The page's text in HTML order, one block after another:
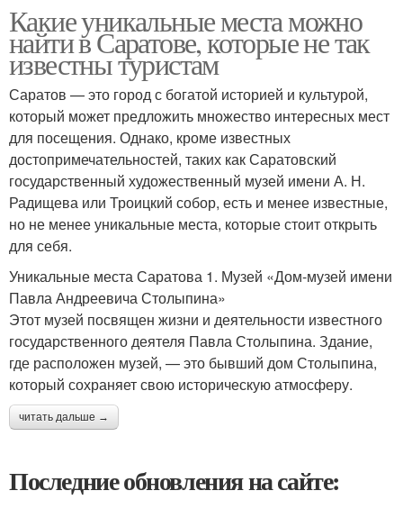
Какие уникальные места можно
найти в Саратове, которые не так
известны туристам
Саратов — это город с богатой историей и культурой,
который может предложить множество интересных мест
для посещения. Однако, кроме известных
достопримечательностей, таких как Саратовский
государственный художественный музей имени А. Н.
Радищева или Троицкий собор, есть и менее известные,
но не менее уникальные места, которые стоит открыть
для себя.
Уникальные места Саратова 1. Музей «Дом-музей имени
Павла Андреевича Столыпина»
Этот музей посвящен жизни и деятельности известного
государственного деятеля Павла Столыпина. Здание,
где расположен музей, — это бывший дом Столыпина,
который сохраняет свою историческую атмосферу.
читать дальше →
Последние обновления на сайте: